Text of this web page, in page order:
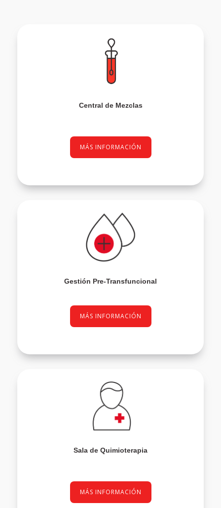
Central de Mezclas
MÁS INFORMACIÓN
Gestión Pre-Transfuncional
MÁS INFORMACIÓN
Sala de Quimioterapia
MÁS INFORMACIÓN